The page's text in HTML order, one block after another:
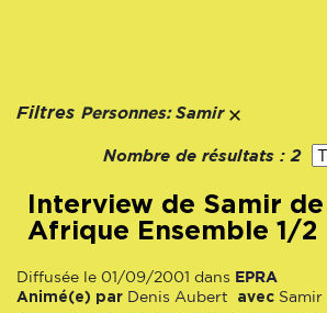
Filtres Personnes: Samir
Nombre de résultats : 2
interview de Samir de l’asso
Afrique Ensemble 1/2
Diffusée le 01/09/2001 dans EPRA
Animé(e) par Denis Aubert avec Samir